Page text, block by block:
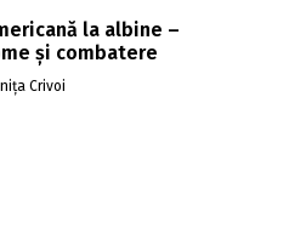
la albine –
și combatere
Crivoi